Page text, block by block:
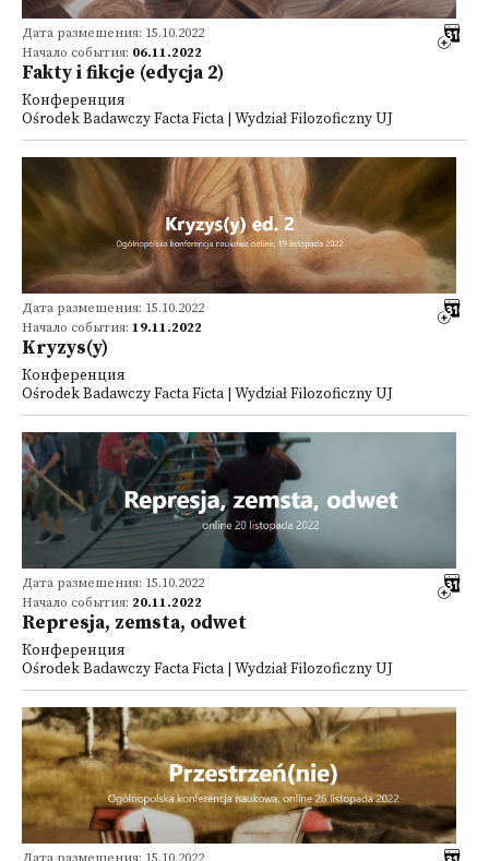
Дата размещения: 15.10.2022
Начало события: 06.11.2022
Fakty i fikcje (edycja 2)
Конференция
Ośrodek Badawczy Facta Ficta | Wydział Filozoficzny UJ
Дата размещения: 15.10.2022
Начало события: 19.11.2022
Kryzys(y)
Конференция
Ośrodek Badawczy Facta Ficta | Wydział Filozoficzny UJ
Дата размещения: 15.10.2022
Начало события: 20.11.2022
Represja, zemsta, odwet
Конференция
Ośrodek Badawczy Facta Ficta | Wydział Filozoficzny UJ